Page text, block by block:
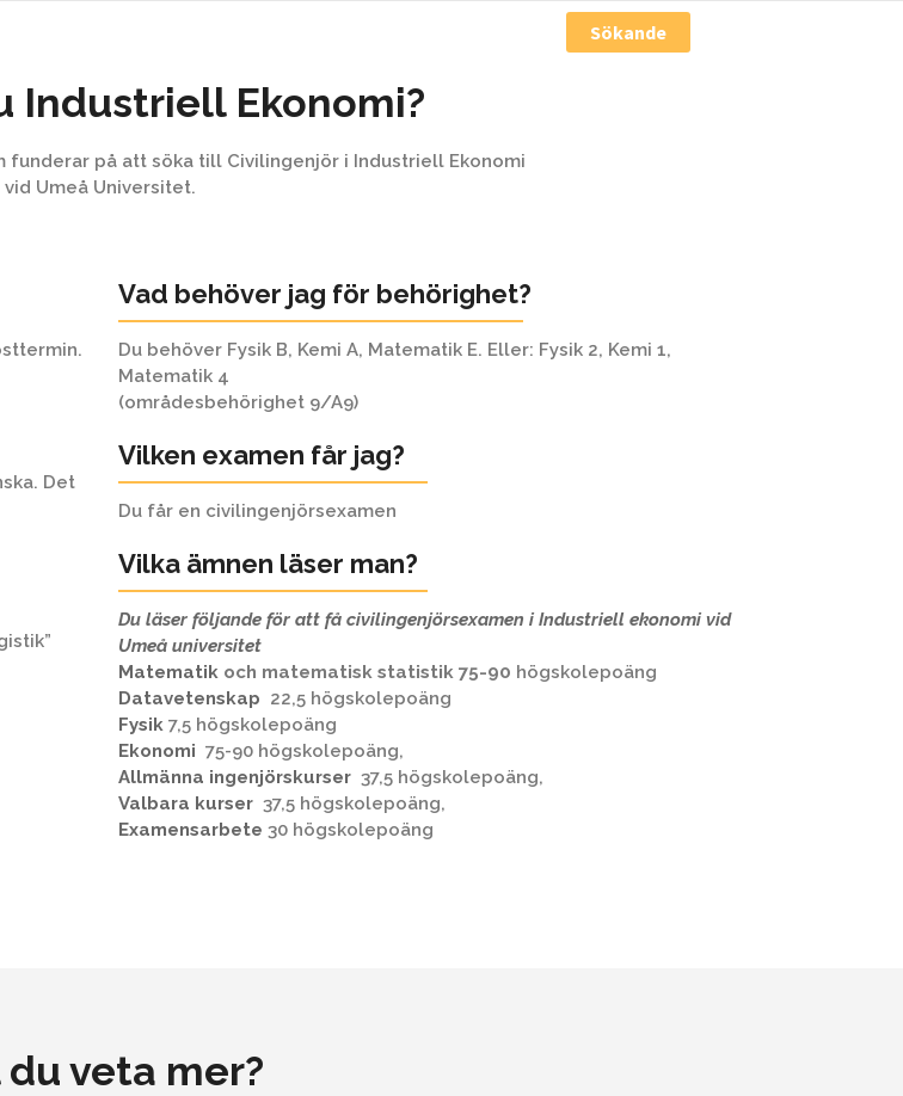
Sökande
Industriell Ekonomi?
funderar på att söka till Civilingenjör i Industriell Ekonomi
vid Umeå Universitet.
Det
Vad behöver jag för behörighet?
Du behöver Fysik B, Kemi A, Matematik E. Eller: Fysik 2, Kemi 1,
Matematik 4
(områdesbehörighet 9/A9)
Vilken examen får jag?
Du får en civilingenjörsexamen
Vilka ämnen läser man?
Du läser följande för att få civilingenjörsexamen i Industriell ekonomi vid
Umeå universitet
Matematik och matematisk statistik 75-90 högskolepoäng
Datavetenskap 22,5 högskolepoäng
Fysik 7,5 högskolepoäng
Ekonomi 75-90 högskolepoäng,
Allmänna ingenjörskurser 37,5 högskolepoäng,
Valbara kurser 37,5 högskolepoäng,
Examensarbete 30 högskolepoäng
veta mer?